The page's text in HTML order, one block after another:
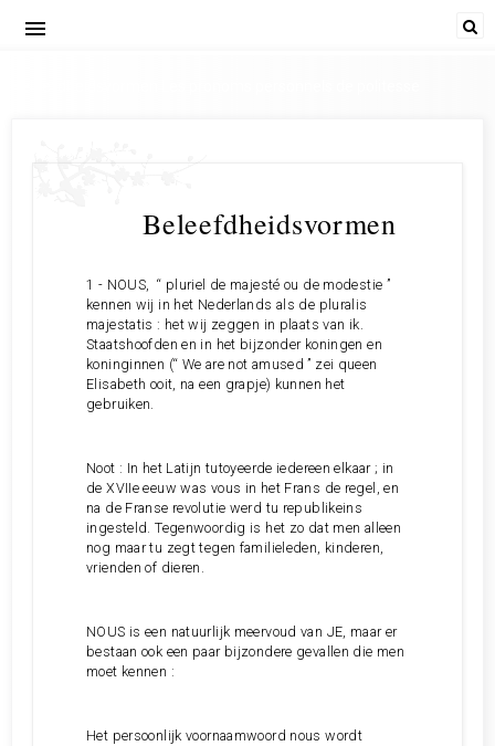
menu
Beleefdheidsvormen
1 - NOUS, “ pluriel de majesté ou de modestie ”
kennen wij in het Nederlands als de pluralis
majestatis : het wij zeggen in plaats van ik.
Staatshoofden en in het bijzonder koningen en
koninginnen (“ We are not amused ” zei queen
Elisabeth ooit, na een grapje) kunnen het
gebruiken.
Noot : In het Latijn tutoyeerde iedereen elkaar ; in
de XVIIe eeuw was vous in het Frans de regel, en
na de Franse revolutie werd tu republikeins
ingesteld. Tegenwoordig is het zo dat men alleen
nog maar tu zegt tegen familieleden, kinderen,
vrienden of dieren.
NOUS is een natuurlijk meervoud van JE, maar er
bestaan ook een paar bijzondere gevallen die men
moet kennen :
Het persoonlijk voornaamwoord nous wordt